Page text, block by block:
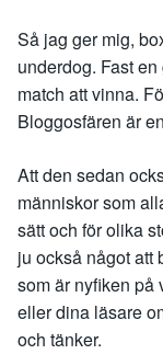
Så jag ger mig,
underdog. Fast
match att vinna.
Bloggosfären är
Att den sedan
människor som
sätt och för olika
ju också något att
som är nyfiken på
eller dina läsare
och tänker.